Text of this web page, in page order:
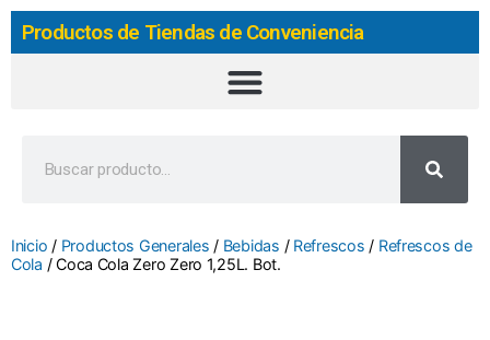
Productos de Tiendas de Conveniencia
Inicio / Productos Generales / Bebidas / Refrescos / Refrescos de
Cola / Coca Cola Zero Zero 1,25L. Bot.